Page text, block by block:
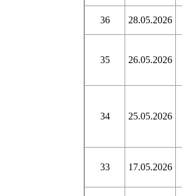
36 28.05.2026
35 26.05.2026
34 25.05.2026
33 17.05.2026